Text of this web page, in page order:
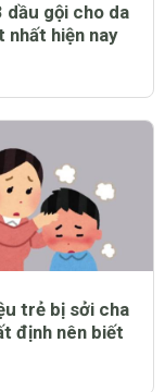
dầu gội cho da
nhất hiện nay
trẻ bị sởi cha
định nên biết